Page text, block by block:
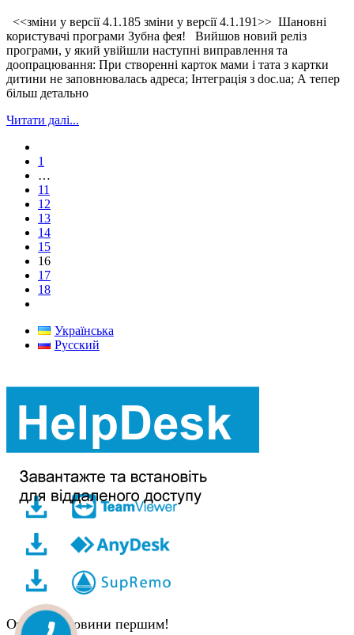
<<зміни у версії 4.1.185 зміни у версії 4.1.191>> Шановні
користувачі програми Зубна фея! Вийшов новий реліз
програми, у який увійшли наступні виправлення та
доопрацювання: При створенні карток мами і тата з картки
дитини не заповнювалась адреса; Інтеграція з doc.ua; А тепер
більш детально
Читати далі...
1
…
11
12
13
14
15
16
17
18
Українська
Русский
Отримуй новини першим!